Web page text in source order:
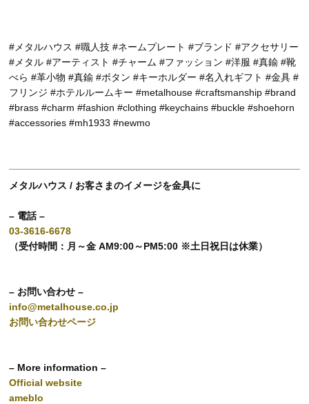
#メタルハウス #職人技 #ネームプレート #ブランド #アクセサリー
#メタル #アーティスト #チャーム #ファッション #洋服 #真鍮 #靴
べら #革小物 #真鍮 #ボタン #キーホルダー #名入れギフト #金具 #
フリンジ #ホテルルームキー #metalhouse #craftsmanship #brand
#brass #charm #fashion #clothing #keychains #buckle #shoehorn
#accessories #mh1933 #newmo
メタルハウス / お客さまのイメージを金具に
– 電話 –
03-3616-6678
（受付時間：月～金 AM9:00～PM5:00 ※土日祝日は休業）
– お問い合わせ –
info@metalhouse.co.jp
お問い合わせページ
– More information –
Official website
ameblo